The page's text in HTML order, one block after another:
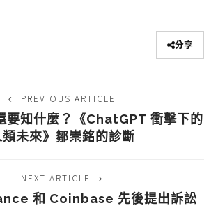
分享
PREVIOUS ARTICLE
要知什麼？《ChatGPT 衝擊下的
類未來》鄒崇銘的診斷
NEXT ARTICLE
和 Coinbase 先後提出訴訟